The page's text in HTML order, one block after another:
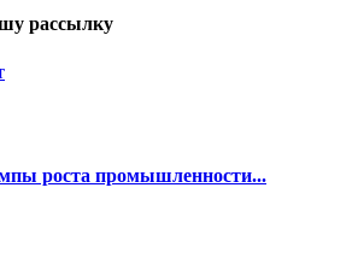
рассылку
роста промышленности...